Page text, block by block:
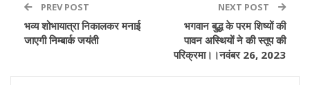
PREV POST
भव्य शोभायात्रा निकालकर मनाई
जाएगी निम्बार्क जयंती
NEXT POST
भगवान बुद्ध के परम शिष्यों की
पावन अस्थियों ने की स्तूप की
परिक्रमा।।नवंबर 26, 2023